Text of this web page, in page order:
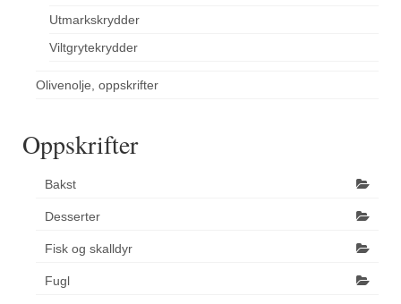
Utmarkskrydder
Viltgrytekrydder
Olivenolje, oppskrifter
Oppskrifter
Bakst
Desserter
Fisk og skalldyr
Fugl